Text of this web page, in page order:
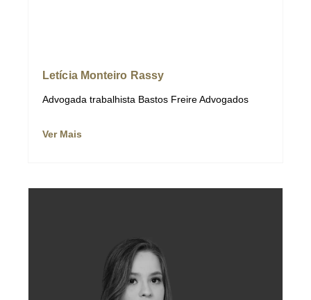
Letícia Monteiro Rassy
Advogada trabalhista Bastos Freire Advogados
Ver Mais